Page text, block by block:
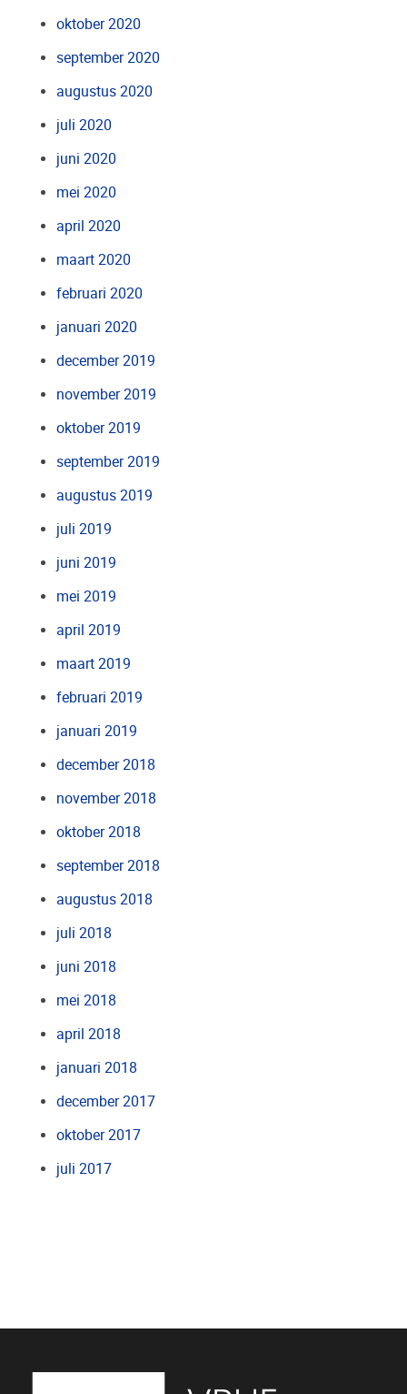
oktober 2020
september 2020
augustus 2020
juli 2020
juni 2020
mei 2020
april 2020
maart 2020
februari 2020
januari 2020
december 2019
november 2019
oktober 2019
september 2019
augustus 2019
juli 2019
juni 2019
mei 2019
april 2019
maart 2019
februari 2019
januari 2019
december 2018
november 2018
oktober 2018
september 2018
augustus 2018
juli 2018
juni 2018
mei 2018
april 2018
januari 2018
december 2017
oktober 2017
juli 2017